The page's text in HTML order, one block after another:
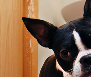
+41 61 691 88 88
info@carefinance.ch